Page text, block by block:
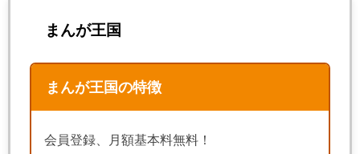
まんが王国
まんが王国の特徴
会員登録、月額基本料無料！